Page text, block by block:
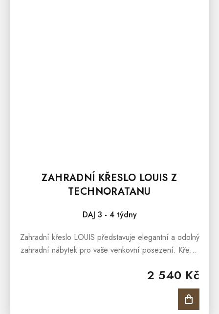
ZAHRADNÍ KŘESLO LOUIS Z
TECHNORATANU
DAJ 3 - 4 týdny
2 540 Kč
Zahradní křeslo LOUIS představuje elegantní a odolný
zahradní nábytek pro vaše venkovní posezení. Křeslo